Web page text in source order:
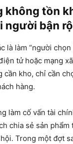
không tồn
người bận
là làm “người
tử hoặc mạng
cần kho, chỉ cần
hàng.
làm cố vấn tài
chia sẻ sản phẩm
Trong một đợt